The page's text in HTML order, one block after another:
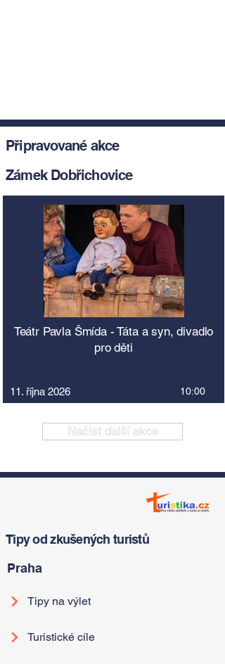
Připravované akce
Zámek Dobřichovice
Teátr Pavla Šmída - Táta a syn, divadlo
pro děti
11. října 2026 10:00
Načíst další akce
Tipy od zkušených turistů
Praha
Tipy na výlet
Turistické cíle